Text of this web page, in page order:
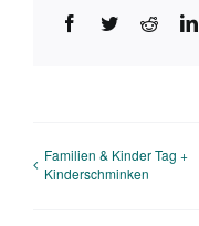
Facebook
TwitterReddit
Familien & Kinder Tag +
Kinderschminken